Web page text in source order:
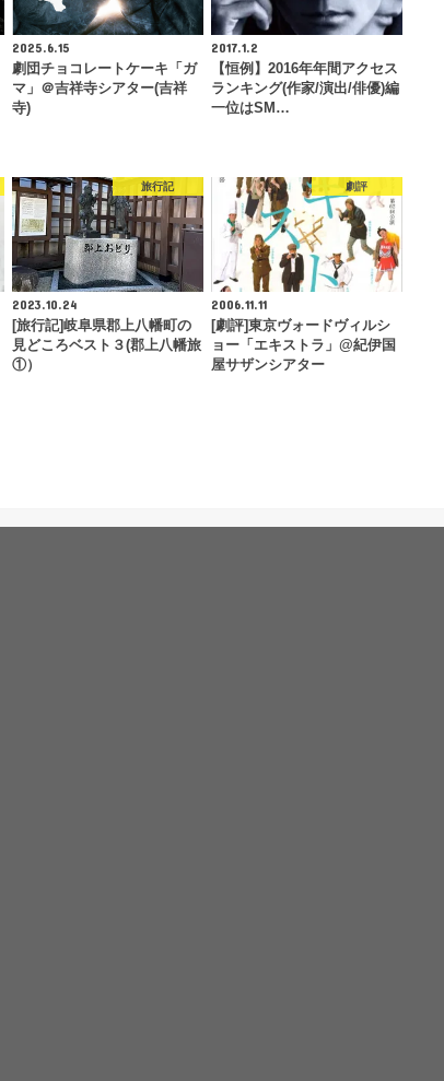
2025.6.15
劇団チョコレートケーキ「ガ
マ」＠吉祥寺シアター(吉祥
寺)
2017.1.2
【恒例】2016年年間アクセス
ランキング(作家/演出/俳優)編
一位はSM…
旅行記
2023.10.24
[旅行記]岐阜県郡上八幡町の
見どころベスト３(郡上八幡旅
①）
劇評
2006.11.11
[劇評]東京ヴォードヴィルシ
ョー「エキストラ」@紀伊国
屋サザンシアター